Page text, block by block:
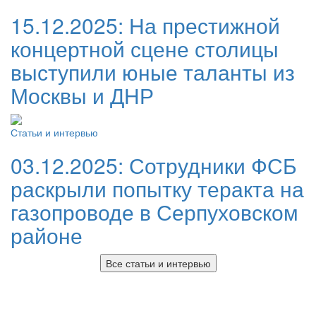
15.12.2025: На престижной
концертной сцене столицы
выступили юные таланты из
Москвы и ДНР
Статьи и интервью
03.12.2025: Сотрудники ФСБ
раскрыли попытку теракта на
газопроводе в Серпуховском
районе
Все статьи и интервью